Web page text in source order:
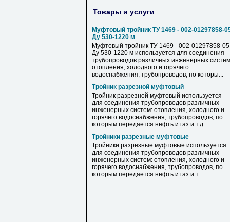
Товары и услуги
Муфтовый тройник ТУ 1469 - 002-01297858-
Ду 530-1220 м
Муфтовый тройник ТУ 1469 - 002-01297858-05
Ду 530-1220 м используется для соединения
трубопроводов различных инженерных
отопления, холодного и горячего
водоснабжения, трубопроводов, по которы...
Тройник разрезной муфтовый
Тройник разрезной муфтовый используется
для соединения трубопроводов различных
инженерных систем: отопления, холодного и
горячего водоснабжения, трубопроводов, по
которым передается нефть и газ и т.д...
Тройники разрезные муфтовые
Тройники разрезные муфтовые используется
для соединения трубопроводов различных
инженерных систем: отопления, холодного и
горячего водоснабжения, трубопроводов, по
которым передается нефть и газ и т....